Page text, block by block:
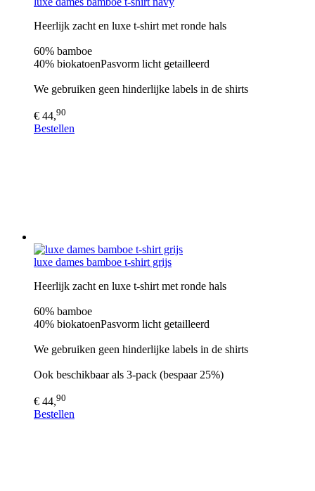
Heerlijk zacht en luxe t-shirt met ronde hals
60% bamboe
40% biokatoenPasvorm licht getailleerd
We gebruiken geen hinderlijke labels in de shirts
€ 44,90
Bestellen
luxe dames bamboe t-shirt grijs
Heerlijk zacht en luxe t-shirt met ronde hals
60% bamboe
40% biokatoenPasvorm licht getailleerd
We gebruiken geen hinderlijke labels in de shirts
Ook beschikbaar als 3-pack (bespaar 25%)
€ 44,90
Bestellen